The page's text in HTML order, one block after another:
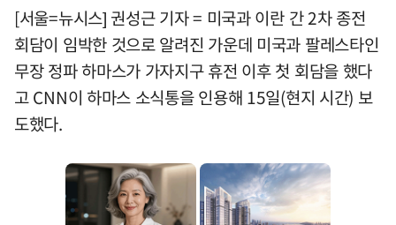
[서울=뉴시스] 권성근 기자 = 미국과 이란 간 2차 종전
회담이 임박한 것으로 알려진 가운데 미국과 팔레스타인
무장 정파 하마스가 가자지구 휴전 이후 첫 회담을 했다
고 CNN이 하마스 소식통을 인용해 15일(현지 시간) 보
도했다.